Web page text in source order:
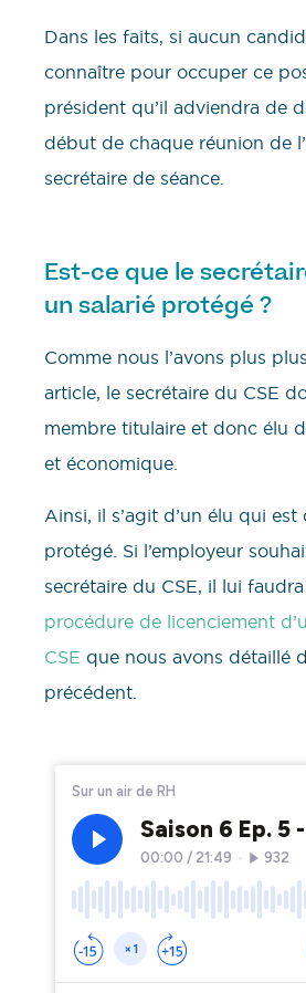
Dans les faits, si aucun
connaître pour occuper ce
président qu’il adviendra de
début de chaque réunion de
secrétaire de séance.
Est-ce que le
un salarié protégé ?
Comme nous l’avons plus
article, le secrétaire du CSE
membre titulaire et donc élu
et économique.
Ainsi, il s’agit d’un élu qui
protégé. Si l’employeur
secrétaire du CSE, il lui
procédure de licenciement
CSE que nous avons détaillé
précédent.